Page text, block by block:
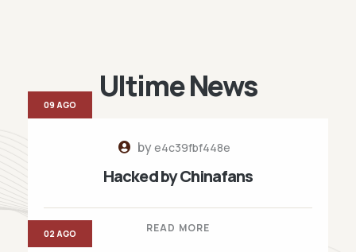
Ultime News
bye4c39fbf448e
Hacked by Chinafans
READ MORE
09 AGO
02 AGO